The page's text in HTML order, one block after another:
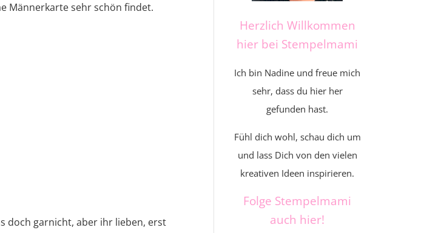
Männerkarte sehr schön findet.
doch garnicht, aber ihr lieben, erst
Herzlich Willkommen
hier bei Stempelmami
Ich bin Nadine und freue mich
sehr, dass du hier her
gefunden hast.
Fühl dich wohl, schau dich um
und lass Dich von den vielen
kreativen Ideen inspirieren.
Folge Stempelmami
auch hier!